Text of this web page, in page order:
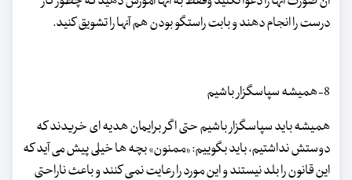
درست را انجام دهند و بابت راستگو بودن هم آنها را تشویق کنید.
8-همیشه سپاسگزار باشیم
همیشه باید سپاسگزار باشیم حتی اگر برایمان هدیه ای خریدند که
دوستش نداشتیم، باید بگوییم: «ممنون» بچه ها خیلی پیش می آید که
این قانون را بلد نیستند و این مورد را رعایت نمی کنند و باعث ناراحتی